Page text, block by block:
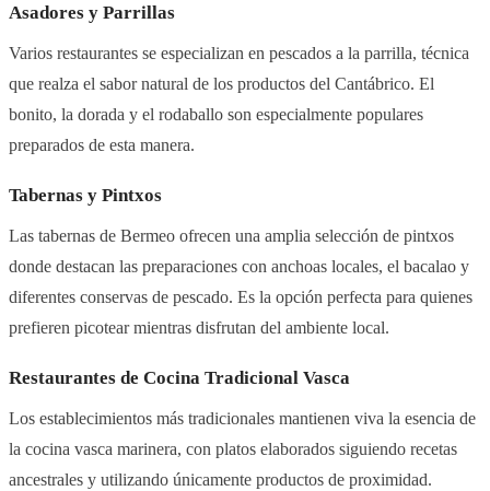
Asadores y Parrillas
Varios restaurantes se especializan en pescados a la parrilla, técnica
que realza el sabor natural de los productos del Cantábrico. El
bonito, la dorada y el rodaballo son especialmente populares
preparados de esta manera.
Tabernas y Pintxos
Las tabernas de Bermeo ofrecen una amplia selección de pintxos
donde destacan las preparaciones con anchoas locales, el bacalao y
diferentes conservas de pescado. Es la opción perfecta para quienes
prefieren picotear mientras disfrutan del ambiente local.
Restaurantes de Cocina Tradicional Vasca
Los establecimientos más tradicionales mantienen viva la esencia de
la cocina vasca marinera, con platos elaborados siguiendo recetas
ancestrales y utilizando únicamente productos de proximidad.